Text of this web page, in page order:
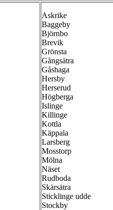
Askrike
Baggeby
Björnbo
Brevik
Grönsta
Gångsätra
Gåshaga
Hersby
Herserud
Högberga
Islinge
Killinge
Kottla
Käppala
Larsberg
Mosstorp
Mölna
Näset
Rudboda
Skärsätra
Sticklinge udde
Stockby